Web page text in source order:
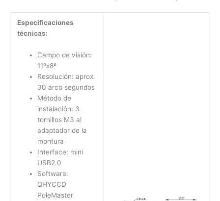
Especificaciones
técnicas:
Campo de visión:
11ºx8º
Resolución: aprox.
30 arco segundos
Método de
instalación: 3
tornillos M3 al
adaptador de la
montura
Interface: mini
USB2.0
Software:
QHYCCD
PoleMaster